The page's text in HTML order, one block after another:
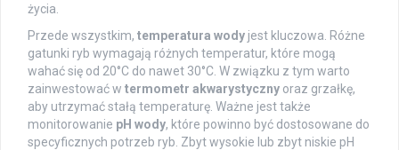
życia.
Przede wszystkim, temperatura wody jest kluczowa. Różne
gatunki ryb wymagają różnych temperatur, które mogą
wahać się od 20°C do nawet 30°C. W związku z tym warto
zainwestować w termometr akwarystyczny oraz grzałkę,
aby utrzymać stałą temperaturę. Ważne jest także
monitorowanie pH wody, które powinno być dostosowane do
specyficznych potrzeb ryb. Zbyt wysokie lub zbyt niskie pH